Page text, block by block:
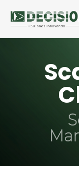
links
primary
navigation